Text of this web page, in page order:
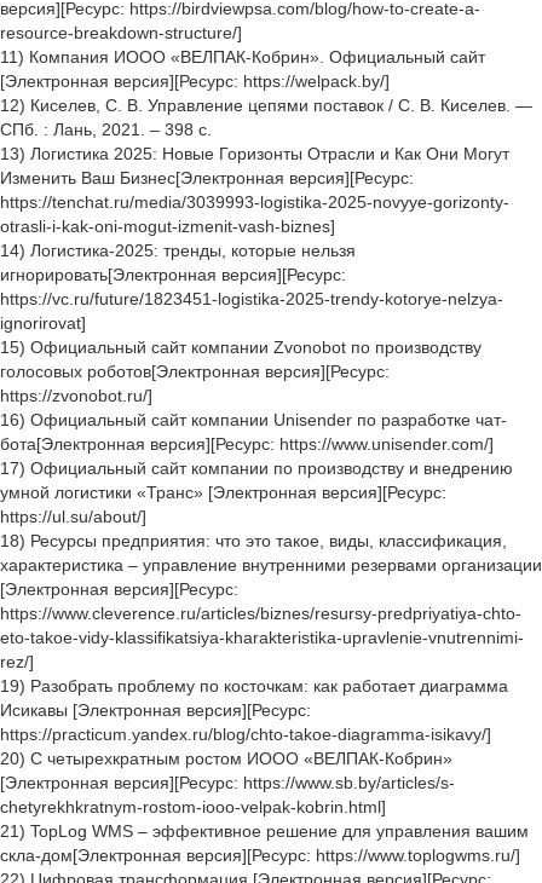
версия][Ресурс: https://birdviewpsa.com/blog/how-to-create-a-
resource-breakdown-structure/]
11) Компания ИООО «ВЕЛПАК-Кобрин». Официальный сайт
[Электронная версия][Ресурс: https://welpack.by/]
12) Киселев, С. В. Управление цепями поставок / С. В. Киселев. —
СПб. : Лань, 2021. – 398 с.
13) Логистика 2025: Новые Горизонты Отрасли и Как Они Могут
Изменить Ваш Бизнес[Электронная версия][Ресурс:
https://tenchat.ru/media/3039993-logistika-2025-novyye-gorizonty-
otrasli-i-kak-oni-mogut-izmenit-vash-biznes]
14) Логистика-2025: тренды, которые нельзя
игнорировать[Электронная версия][Ресурс:
https://vc.ru/future/1823451-logistika-2025-trendy-kotorye-nelzya-
ignorirovat]
15) Официальный сайт компании Zvonobot по производству
голосовых роботов[Электронная версия][Ресурс:
https://zvonobot.ru/]
16) Официальный сайт компании Unisender по разработке чат-
бота[Электронная версия][Ресурс: https://www.unisender.com/]
17) Официальный сайт компании по производству и внедрению
умной логистики «Транс» [Электронная версия][Ресурс:
https://ul.su/about/]
18) Ресурсы предприятия: что это такое, виды, классификация,
характеристика – управление внутренними резервами организации
[Электронная версия][Ресурс:
https://www.cleverence.ru/articles/biznes/resursy-predpriyatiya-chto-
eto-takoe-vidy-klassifikatsiya-kharakteristika-upravlenie-vnutrennimi-
rez/]
19) Разобрать проблему по косточкам: как работает диаграмма
Исикавы [Электронная версия][Ресурс:
https://practicum.yandex.ru/blog/chto-takoe-diagramma-isikavy/]
20) С четырехкратным ростом ИООО «ВЕЛПАК-Кобрин»
[Электронная версия][Ресурс: https://www.sb.by/articles/s-
chetyrekhkratnym-rostom-iooo-velpak-kobrin.html]
21) TopLog WMS – эффективное решение для управления вашим
скла-дом[Электронная версия][Ресурс: https://www.toplogwms.ru/]